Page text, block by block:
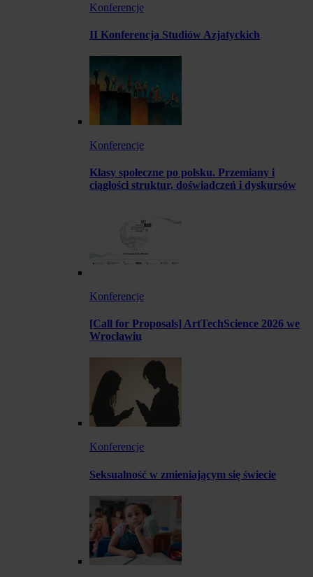
Konferencje
II Konferencja Studiów Azjatyckich
Konferencje
Klasy społeczne po polsku. Przemiany i
ciągłości struktur, doświadczeń i dyskursów
Konferencje
[Call for Proposals] ArtTechScience 2026 we
Wrocławiu
Konferencje
Seksualność w zmieniającym się świecie